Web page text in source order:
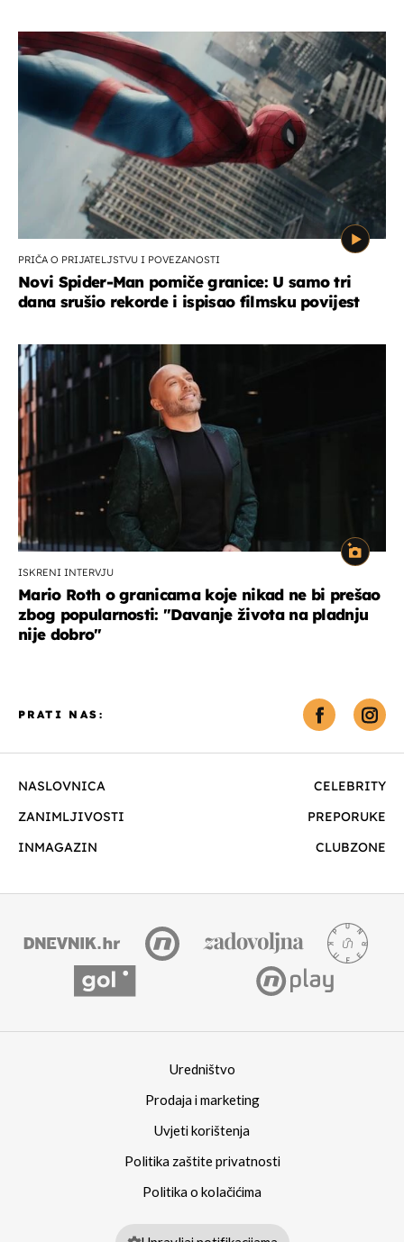
PRIČA O PRIJATELJSTVU I POVEZANOSTI
Novi Spider-Man pomiče granice: U samo tri
dana srušio rekorde i ispisao filmsku povijest
ISKRENI INTERVJU
Mario Roth o granicama koje nikad ne bi prešao
zbog popularnosti: "Davanje života na pladnju
nije dobro"
NASLOVNICA
CELEBRITY
ZANIMLJIVOSTI
PREPORUKE
INMAGAZIN
CLUBZONE
PRATI NAS:
Uredništvo
Prodaja i marketing
Uvjeti korištenja
Politika zaštite privatnosti
Politika o kolačićima